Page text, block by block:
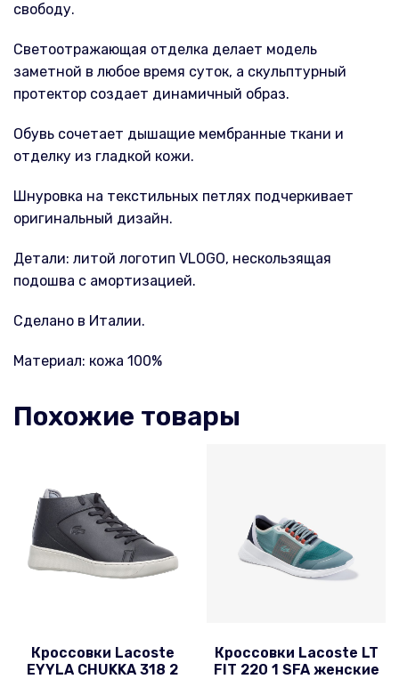
свободу.
Светоотражающая отделка делает модель
заметной в любое время суток, а скульптурный
протектор создает динамичный образ.
Обувь сочетает дышащие мембранные ткани и
отделку из гладкой кожи.
Шнуровка на текстильных петлях подчеркивает
оригинальный дизайн.
Детали: литой логотип VLOGO, нескользящая
подошва с амортизацией.
Сделано в Италии.
Материал: кожа 100%
Похожие товары
Кроссовки Lacoste
EYYLA CHUKKA 318 2
Кроссовки Lacoste LT
FIT 220 1 SFA женские